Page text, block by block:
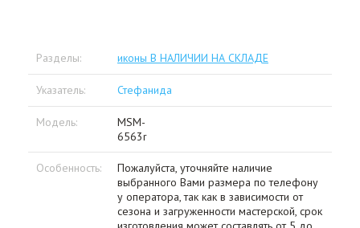
Разделы: иконы В НАЛИЧИИ НА СКЛАДЕ
Указатель: Стефанида
Модель:
MSM-
6563r
Особенность:
Пожалуйста, уточняйте наличие
выбранного Вами размера по телефону
у оператора, так как в зависимости от
сезона и загруженности мастерской, срок